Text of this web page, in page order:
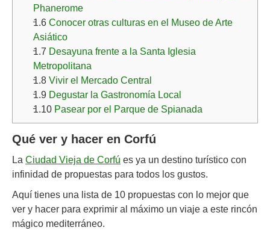
Phanerome
1.6 Conocer otras culturas en el Museo de Arte
Asiático
1.7 Desayuna frente a la Santa Iglesia
Metropolitana
1.8 Vivir el Mercado Central
1.9 Degustar la Gastronomía Local
1.10 Pasear por el Parque de Spianada
Qué ver y hacer en Corfú
La Ciudad Vieja de Corfú es ya un destino turístico con
infinidad de propuestas para todos los gustos.
Aquí tienes una lista de 10 propuestas con lo mejor que
ver y hacer para exprimir al máximo un viaje a este rincón
mágico mediterráneo.